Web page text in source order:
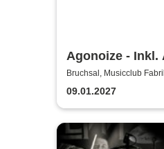
Agonoize - Inkl.
Party
Bruchsal, Musicclub
09.01.2027